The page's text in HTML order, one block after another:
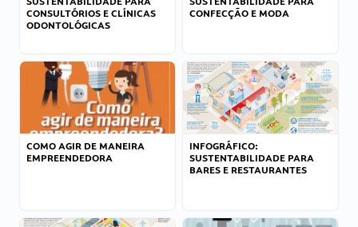
CONSULTÓRIOS E CLÍNICAS
ODONTOLÓGICAS
CONFECÇÃO E MODA
COMO AGIR DE MANEIRA
EMPREENDEDORA
INFOGRÁFICO:
SUSTENTABILIDADE PARA
BARES E RESTAURANTES